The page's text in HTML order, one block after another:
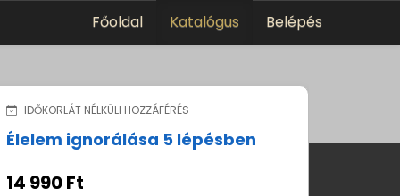
Főoldal Katalógus Belépés
IDŐKORLÁT NÉLKÜLI HOZZÁFÉRÉS
Élelem ignorálása 5 lépésben
14 990 Ft